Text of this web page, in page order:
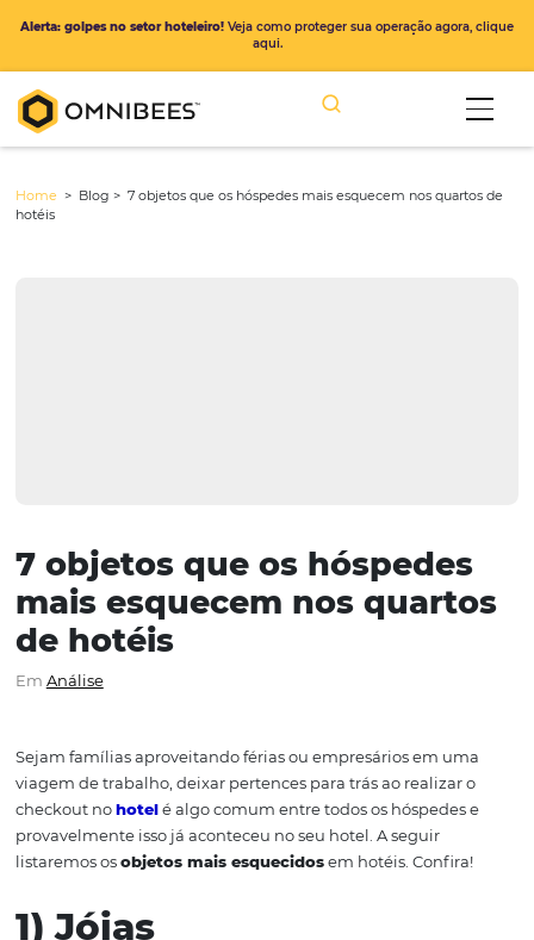
7 objetos que os
de hotéis
EmAnálise
viagem de trabalho, deixar pertences para trás ao
Alerta: golpes no setor hoteleiro!Veja como proteger sua operação